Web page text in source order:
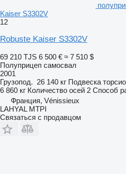
Kaiser S3302V
12
Robuste Kaiser S3302V
69 210 TJS 6 500 € ≈ 7 510 $
Полуприцеп самосвал
2001
Грузопод. 26 140 кг Подвеска
6 860 кг Количество осей 2 Способ
Франция, Vénissieux
LAHYAL MTPI
Связаться с продавцом